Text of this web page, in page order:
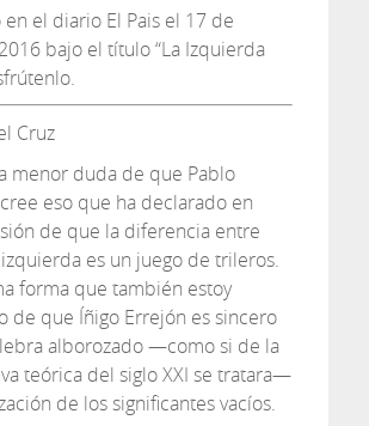
el diario El Pais el 17 de
bajo el título “La Izquierda
Cruz
menor duda de que Pablo
eso que ha declarado en
de que la diferencia entre
es un juego de trileros.
forma que también estoy
de que Íñigo Errejón es sincero
alborozado —como si de la
teórica del siglo XXI se tratara—
de los significantes vacíos.